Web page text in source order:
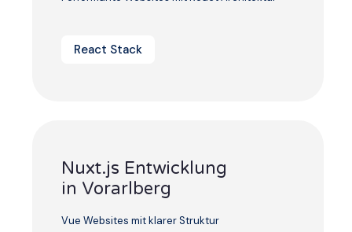
React Stack
Nuxt.js Entwicklung
in Vorarlberg
Vue Websites mit klarer Struktur